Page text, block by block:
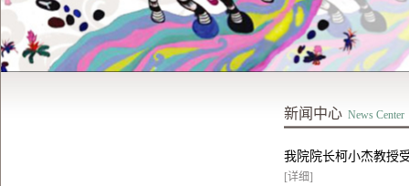
我院院长柯小杰教授
[详细]
新闻中心 ⁠⁣ ⁠⁣ ⁠⁣⁠News Center